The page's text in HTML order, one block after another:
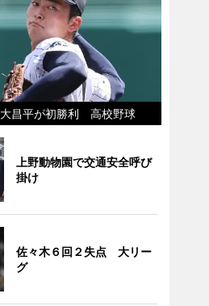
昌平が初勝利 高校野球
上野動物園で交通安全呼び
掛け
佐々木６回２失点 大リー
グ